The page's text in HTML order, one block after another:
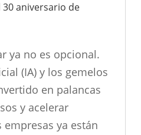
30 aniversario de
ya no es opcional.
(IA) y los gemelos
en palancas
y acelerar
ya están